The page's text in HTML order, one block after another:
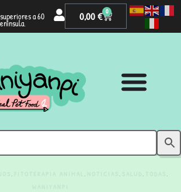
a 60 0,00€ 0
, , , , ,